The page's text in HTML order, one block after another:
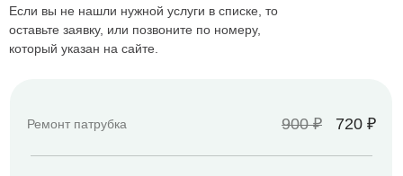
машиной, доверьте их решение опытной команде SAM-
Expert. Мы готовы помочь вам восстановить
работоспособность вашего оборудования в кратчайшие
сроки.
Дону от настоящих профессионалов!
Если вы не нашли нужной услуги в списке, то
оставьте заявку, или позвоните по номеру,
который указан на сайте.
Ремонт патрубка 720 ₽
900 ₽